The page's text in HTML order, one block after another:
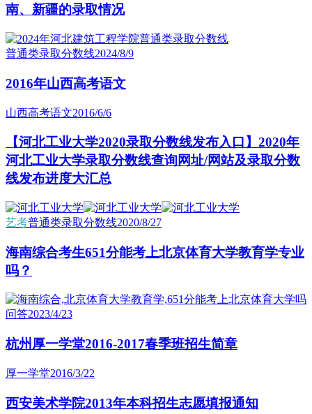
南、新疆的录取情况
普通类录取分数线2024/8/9
2016年山西高考语文
山西高考语文2016/6/6
【河北工业大学2020录取分数线发布入口】2020年
河北工业大学录取分数线查询网址/网站及录取分数
线发布进度大汇总
艺考普通类录取分数线2020/8/27
海南综合考生651分能考上北京体育大学教育学专业
吗？
问答2023/4/23
杭州厚一学堂2016-2017春季班招生简章
厚一学堂2016/3/22
西安美术学院2013年本科招生志愿填报通知